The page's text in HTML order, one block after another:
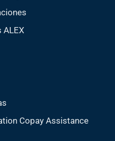
ALEX
Copay Assistance